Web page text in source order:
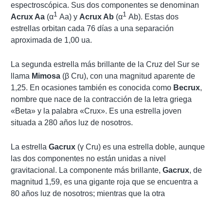
espectroscópica. Sus dos componentes se denominan
Acrux Aa (α1 Aa) y Acrux Ab (α1 Ab). Estas dos
estrellas orbitan cada 76 días a una separación
aproximada de 1,00 ua.
La segunda estrella más brillante de la Cruz del Sur se
llama Mimosa (β Cru), con una magnitud aparente de
1,25. En ocasiones también es conocida como Becrux,
nombre que nace de la contracción de la letra griega
«Beta» y la palabra «Crux». Es una estrella joven
situada a 280 años luz de nosotros.
La estrellaGacrux (γ Cru) es una estrella doble, aunque
las dos componentes no están unidas a nivel
gravitacional. La componente más brillante,Gacrux, de
magnitud 1,59, es una gigante roja que se encuentra a
80 años luz de nosotros; mientras que la otra